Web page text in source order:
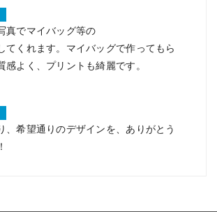
真でマイバッグ等の
てくれます。マイバッグで作ってもら
感よく、プリントも綺麗です。
、希望通りのデザインを、ありがとう